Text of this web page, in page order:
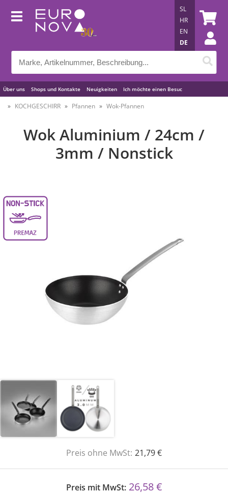
Über uns Shops und Kontakte Neuigkeiten Ich möchte einen Besuc
Nützliche Tipps
SL
HR
EN
DE
KOCHGESCHIRR Pfannen Wok-Pfannen
Wok Aluminium / 24cm /
3mm / Nonstick
Preis ohne MwSt: 21,79 €
Preis mit MwSt: 26,58 €